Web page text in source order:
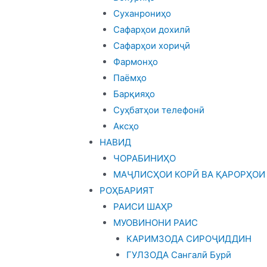
Суханрониҳо
Сафарҳои дохилӣ
Сафарҳои хориҷӣ
Фармонҳо
Паёмҳо
Барқияҳо
Суҳбатҳои телефонӣ
Аксҳо
НАВИД
ЧОРАБИНИҲО
МАҶЛИСҲОИ КОРӢ ВА
РОҲБАРИЯТ
РАИСИ ШАҲР
МУОВИНОНИ РАИС
КАРИМЗОДА СИРОҶИДДИН
ГУЛЗОДА Сангалӣ Бурӣ